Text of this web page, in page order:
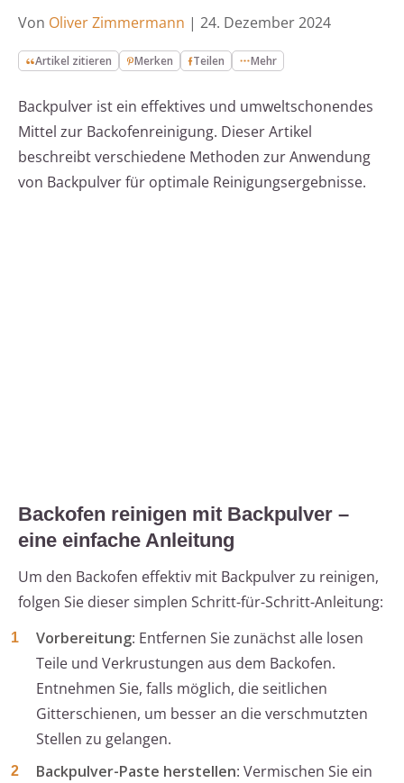
Von Oliver Zimmermann | 24. Dezember 2024
Artikel zitieren Merken Teilen Mehr
Backpulver ist ein effektives und umweltschonendes
Mittel zur Backofenreinigung. Dieser Artikel
beschreibt verschiedene Methoden zur Anwendung
von Backpulver für optimale Reinigungsergebnisse.
Backofen reinigen mit Backpulver –
eine einfache Anleitung
Um den Backofen effektiv mit Backpulver zu reinigen,
folgen Sie dieser simplen Schritt-für-Schritt-Anleitung:
Vorbereitung: Entfernen Sie zunächst alle losen
Teile und Verkrustungen aus dem Backofen.
Entnehmen Sie, falls möglich, die seitlichen
Gitterschienen, um besser an die verschmutzten
Stellen zu gelangen.
Backpulver-Paste herstellen: Vermischen Sie ein